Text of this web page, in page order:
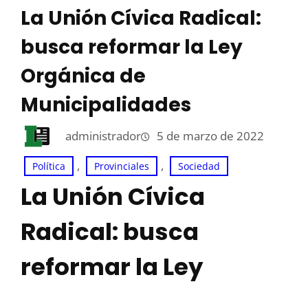
La Unión Cívica Radical:
busca reformar la Ley
Orgánica de
Municipalidades
administrador 5 de marzo de 2022
Política , Provinciales , Sociedad
La Unión Cívica
Radical: busca
reformar la Ley